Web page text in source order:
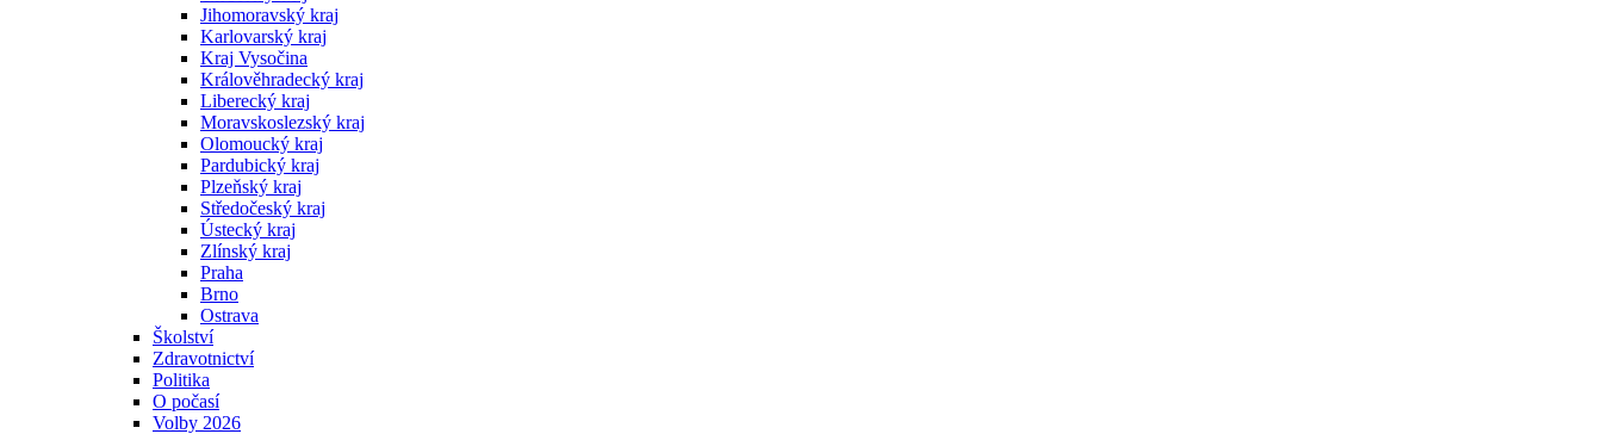
Jihomoravský kraj
Karlovarský kraj
Kraj Vysočina
Králověhradecký kraj
Liberecký kraj
Moravskoslezský kraj
Olomoucký kraj
Pardubický kraj
Plzeňský kraj
Středočeský kraj
Ústecký kraj
Zlínský kraj
Praha
Brno
Ostrava
Školství
Zdravotnictví
Politika
O počasí
Volby 2026